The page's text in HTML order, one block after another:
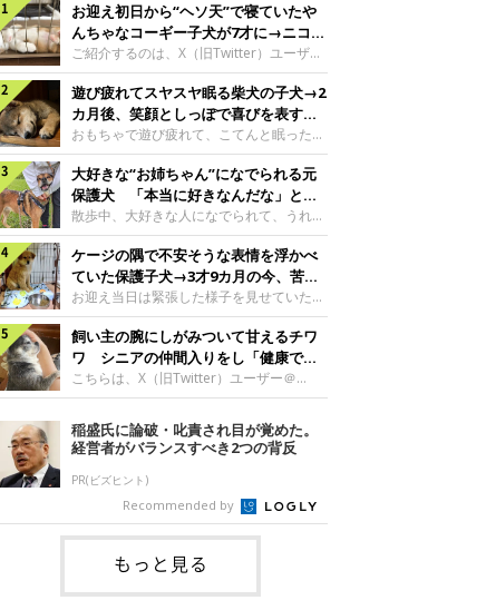
お迎え初日から“ヘソ天”で寝ていたや
んちゃなコーギー子犬が7才に→ニコニ
コ“コーギースマイル”が魅力のコに成
長！
ご紹介するのは、X（旧Twitter）ユーザー
＠Kus1oKg2vsgdWS2さんの愛犬でウェル
シュ・コーギー・ペンブロークの神楽ちゃ
ん。今年の8月で7才になるという神楽ちゃ
んですが、いったいどんな子犬時代を過ご
したのでしょうか。今回は、神楽ちゃんの
成長を飼い主さんと振り返ります！神楽ち
ゃんの成長について聞いた！お迎えから数
日後の神楽ちゃん（撮影時生後2カ月）＠
Kus1oKg2vsgdWS2――お迎え当初の神楽
ちゃんの様子について教えてください。飼
い主さん： 「お迎え当日から“ヘソ天”で寝
るようなコでし
遊び疲れてスヤスヤ眠る柴犬の子犬→2
カ月後、笑顔としっぽで喜びを表すコ
に成長！
おもちゃで遊び疲れて、こてんと眠った子
犬。あれから2カ月、表情や行動にさまざ
まな変化が見られるようになりました。遊
び疲れて眠る生後2カ月のなっちゃん遊び
疲れた様子のなっちゃん。@Pkndg_紹介
するのは、X（旧Twitter）ユーザー
@Pkndg_さんの愛犬・なっちゃん（取材
時、生後4カ月／柴犬）。こちらの写真
は、なっちゃんが生後2カ月のころに撮影
された一枚です。この日、なっちゃんは家
族と一緒におもちゃで遊んでいました。た
くさん遊んで疲れたのか、その後は眠り始
めたそうです。眠るなっちゃん。
@Pkndg_
大好きな“お姉ちゃん”になでられる元
保護犬 「本当に好きなんだな」と感
じる表情にほっこり
散歩中、大好きな人になでられて、うれし
そうな表情を見せる元保護犬。甘えるよう
な姿に、見ているこちらまでほっこりしま
す。大好きな“お姉ちゃん”に甘える小次郎
くん妹さんになでてもらい、うれしそうな
表情を見せる小次郎くん（2026年6月撮
影）。@mika_Jimmy紹介するのは、X（旧
Twitter）ユーザー@mika_Jimmyさんの愛
犬・小次郎くん（撮影時5才）。こちら
は、飼い主さんの妹さんと一緒に散歩をし
日、飼い主さんは実家から自宅へ帰る途
中、妹さんと公園で待ち合わせ
ケージの隅で不安そうな表情を浮かべ
ていた保護子犬→3才9カ月の今、苦手
を克服し頼もしいコに成長！
お迎え当日は緊張した様子を見せていた元
野犬の保護子犬。あれから約3年半、苦手
だったことを一つひとつ克服し、家族に寄
り添う姿を見せています。お迎え当日、ケ
ージの隅で不安そうにお迎え当日のシルビ
アちゃん。@nemonemotos今回紹介する
のは、X（旧Twitter）ユーザー
@nemonemotosさんの愛犬・シルビアち
ゃん（撮影当時、生後推定2カ月）。飼い
主さんが「#最初に撮った一枚」として投
稿した写真には、ケージの隅で不安そうな
表情を浮かべるシルビアちゃんの姿が写っ
ていました。こちらは、保護犬だったシル
飼い主の腕にしがみついて甘えるチワ
ワ シニアの仲間入りをし「健康で穏
やかな暮らしが続いてほしい」と願う
こちらは、X（旧Twitter）ユーザー＠
kotubusuke617さんが投稿した写真。写
っているのは、愛犬でチワワのつぶしゃん
（本名：こつぶちゃん）です。飼い主さん
の腕にしがみつくつぶしゃん（撮影時6
才）＠kotubusuke617撮影当時の状況に
ついて伺うと、飼い主さんはこう教えてく
れました。飼い主さん： 「ある休日のこ
とです。私がソファに座った途端にひざの
上にのってきたので、そのままなでながら
テレビを見ていたのですが、微動だにしな
いので気になって見てみると、腕にしがみ
稲盛氏に論破・叱責され目が覚めた。
経営者がバランスすべき2つの背反
PR(ビズヒント)
Recommended by
もっと見る